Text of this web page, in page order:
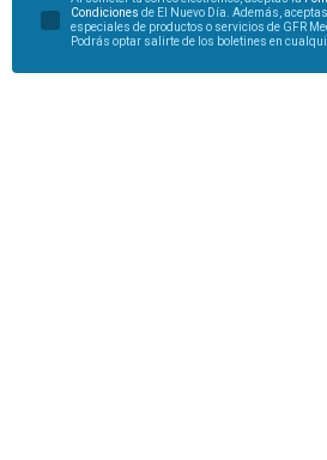
Condiciones de El Nuevo Día. Además,
especiales de productos o servicios de GFR
Podrás optar salirte de los boletines en